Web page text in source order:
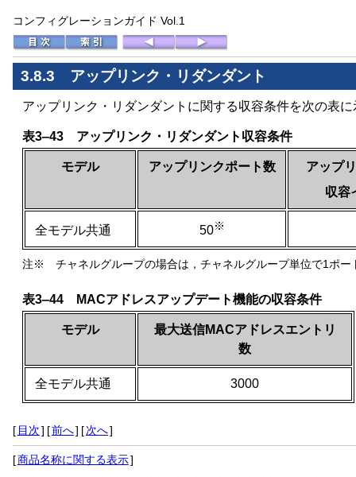
コンフィグレーションガイド Vol.1
3.8.3 アップリンク・リダンダント
アップリンク・リダンダントに関する収容条件を次の表
表3‒43 アップリンク・リダンダント収容条件
モデル アップリンクポート数
アップ
収容
全モデル共通 50※
注※ チャネルグループの場合は，チャネルグループ単位で1ポー
表3‒44 MACアドレスアップデート機能の収容条件
モデル
最大送信MACアドレスエントリ
数
全モデル共通 3000
[ 目次] [前へ] [次へ]
[商品名称に関する表示]